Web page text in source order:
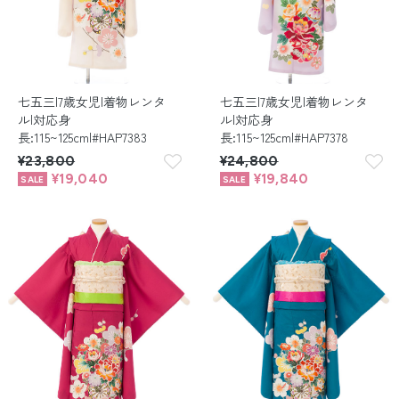
七五三|7歳女児|着物レンタ
ル|対応身
長:115~125cm|#HAP7383
¥23,800
¥19,040
七五三|7歳女児|着物レンタ
ル|対応身
長:115~125cm|#HAP7378
¥24,800
¥19,840